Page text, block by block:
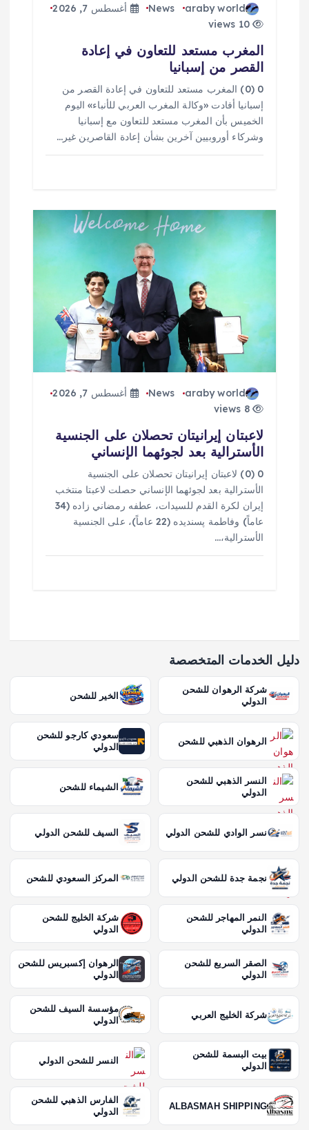
araby world
News
أغسطس 7, 2026
10 views
المغرب مستعد للتعاون في إعادة
القصر من إسبانيا
0 (0) المغرب مستعد للتعاون في إعادة القصر من
إسبانيا أفادت «وكالة المغرب العربي للأنباء» اليوم
الخميس بأن المغرب مستعد للتعاون مع إسبانيا
وشركاء أوروبيين آخرين بشأن إعادة القاصرين غير…
araby world
News
أغسطس 7, 2026
8 views
لاعبتان إيرانيتان تحصلان على الجنسية
الأسترالية بعد لجوئهما الإنساني
0 (0) لاعبتان إيرانيتان تحصلان على الجنسية
الأسترالية بعد لجوئهما الإنساني حصلت لاعبتا منتخب
إيران لكرة القدم للسيدات، عطفه رمضاني زاده (34
عاماً) وفاطمة پسنديده (22 عاماً)، على الجنسية
الأسترالية،…
دليل الخدمات المتخصصة
شركة الرهوان للشحن
الدولي
الخير للشحن
الرهوان الذهبي للشحن
سعودي كارجو للشحن
الدولي
النسر الذهبي للشحن
الدولي
الشيماء للشحن
نسر الوادي للشحن الدولي السيف للشحن الدولي
نجمة جدة للشحن الدولي المركز السعودي للشحن
النمر المهاجر للشحن
الدولي
شركة الخليج للشحن
الدولي
الصقر السريع للشحن
الدولي
الرهوان إكسبريس للشحن
الدولي
شركة الخليج العربي
مؤسسة السيف للشحن
الدولي
بيت البسمة للشحن
الدولي
النسر للشحن الدولي
ALBASMAH SHIPPING
الفارس الذهبي للشحن
الدولي